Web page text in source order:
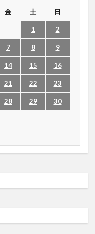
金 土 日
1 2
7 8 9
14 15 16
21 22 23
28 29 30